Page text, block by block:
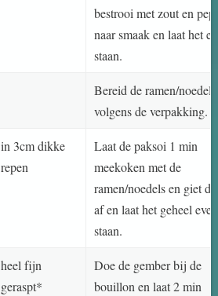
bestrooi met zout en
naar smaak en laat het
staan.
Bereid de ramen/noedels
volgens de verpakking.
in 3cm dikke
repen
Laat de paksoi 1 min
meekoken met de
ramen/noedels en giet
af en laat het geheel even
staan.
heel fijn
geraspt*
Doe de gember bij de
bouillon en laat 2 min